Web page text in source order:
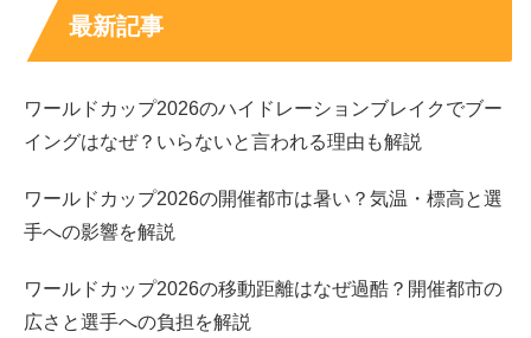
収益化の一般的なルートは、企業とのタイアップ投稿、ブ
はアフィリエイトや自社商品の展開などです。
ただし、どの手段をどれだけ行っているかは外部からは見
えにくいため、「何の仕事？」への答えは、
現実的です。
最新記事
ワールドカップ2026のハイドレーションブレイクでブー
イングはなぜ？いらないと言われる理由も解説
ワールドカップ2026の開催都市は暑い？気温・標高と選
手への影響を解説
ワールドカップ2026の移動距離はなぜ過酷？開催都市の
広さと選手への負担を解説